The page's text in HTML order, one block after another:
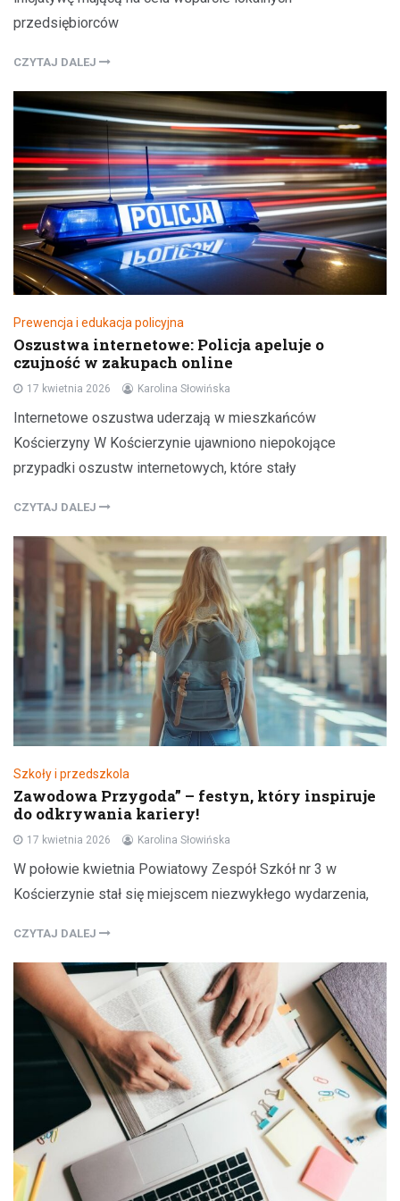
przedsiębiorców
CZYTAJ DALEJ
Prewencja i edukacja policyjna
Oszustwa internetowe: Policja apeluje o
czujność w zakupach online
17 kwietnia 2026 Karolina Słowińska
Internetowe oszustwa uderzają w mieszkańców
Kościerzyny W Kościerzynie ujawniono niepokojące
przypadki oszustw internetowych, które stały
CZYTAJ DALEJ
Szkoły i przedszkola
Zawodowa Przygoda” – festyn, który inspiruje
do odkrywania kariery!
17 kwietnia 2026 Karolina Słowińska
W połowie kwietnia Powiatowy Zespół Szkół nr 3 w
Kościerzynie stał się miejscem niezwykłego wydarzenia,
CZYTAJ DALEJ